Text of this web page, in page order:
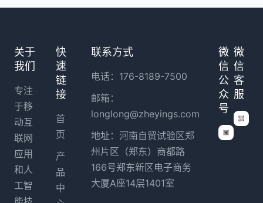
关于
我们
专注
于移
动互
联网
应用
和人
工智
快
速
链
接
首
页
产
品
中
联系方式
电话：176-8189-7500
邮箱：
longlong@zheyings.com
地址：河南自贸试验区郑
州片区（郑东）商都路
166号郑东新区电子商务
大厦A座14层1401室
微
信
公
众
号
微
信
客
服